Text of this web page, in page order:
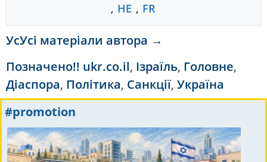
, HE , FR
УсУсі матеріали автора →
Позначено!! ukr.co.il, Ізраїль, Головне,
Діаспора, Політика, Санкції, Україна
#promotion